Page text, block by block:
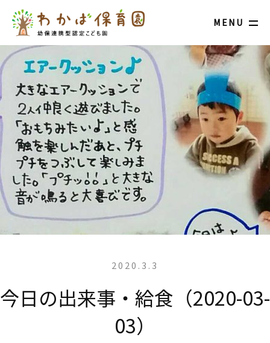
MENU
2020.3.3
今日の出来事・給食（2020-03-
03）